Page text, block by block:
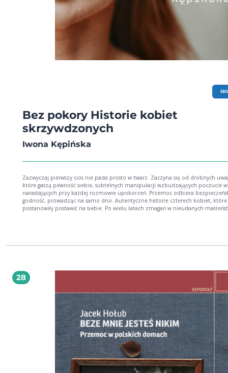
Bez pokory Historie kobiet
skrzywdzonych
Iwona Kępińska
Zazwyczaj pierwszy cios nie pada prosto w twarz. Zaczyna się od drobnych
które gaszą pewność siebie, subtelnych manipulacji wzbudzających poczucie
narastających przy każdej rozmowie upokorzeń. Przemoc odbiera
godność, prowadząc na samo dno. Autentyczne historie czterech kobiet, które
postanowiły postawić na siebie. Po wielu latach zmagań w nieudanych
stworzyć nowy początek. Iwona Kępińska specjalistka terapii pedagogicznej,
wspierające dzieci z orzeczeniami o niepełnosprawności. Prowadzenie w
Niebieskich Kart oraz możliwość wysłuchania historii kobiet skrzywdzonych
przyczyniły się do wyznaczenia celu zawodowego, jak i prywatnego, jakim jest
zapewnienie wsparcia po traumatycznych przeżyciach związanych z szeroko
pojmowaną przemocą.
28